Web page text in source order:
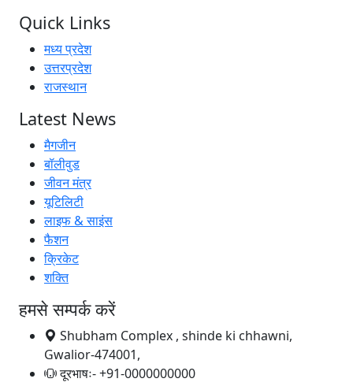
Quick Links
मध्य प्रदेश
उत्तरप्रदेश
राजस्थान
Latest News
मैगजीन
बॉलीवुड
जीवन मंत्र
यूटिलिटी
लाइफ & साइंस
फैशन
क्रिकेट
शक्ति
हमसे सम्पर्क करें
Shubham Complex , shinde ki chhawni,
Gwalior-474001,
दूरभाषः- +91-0000000000